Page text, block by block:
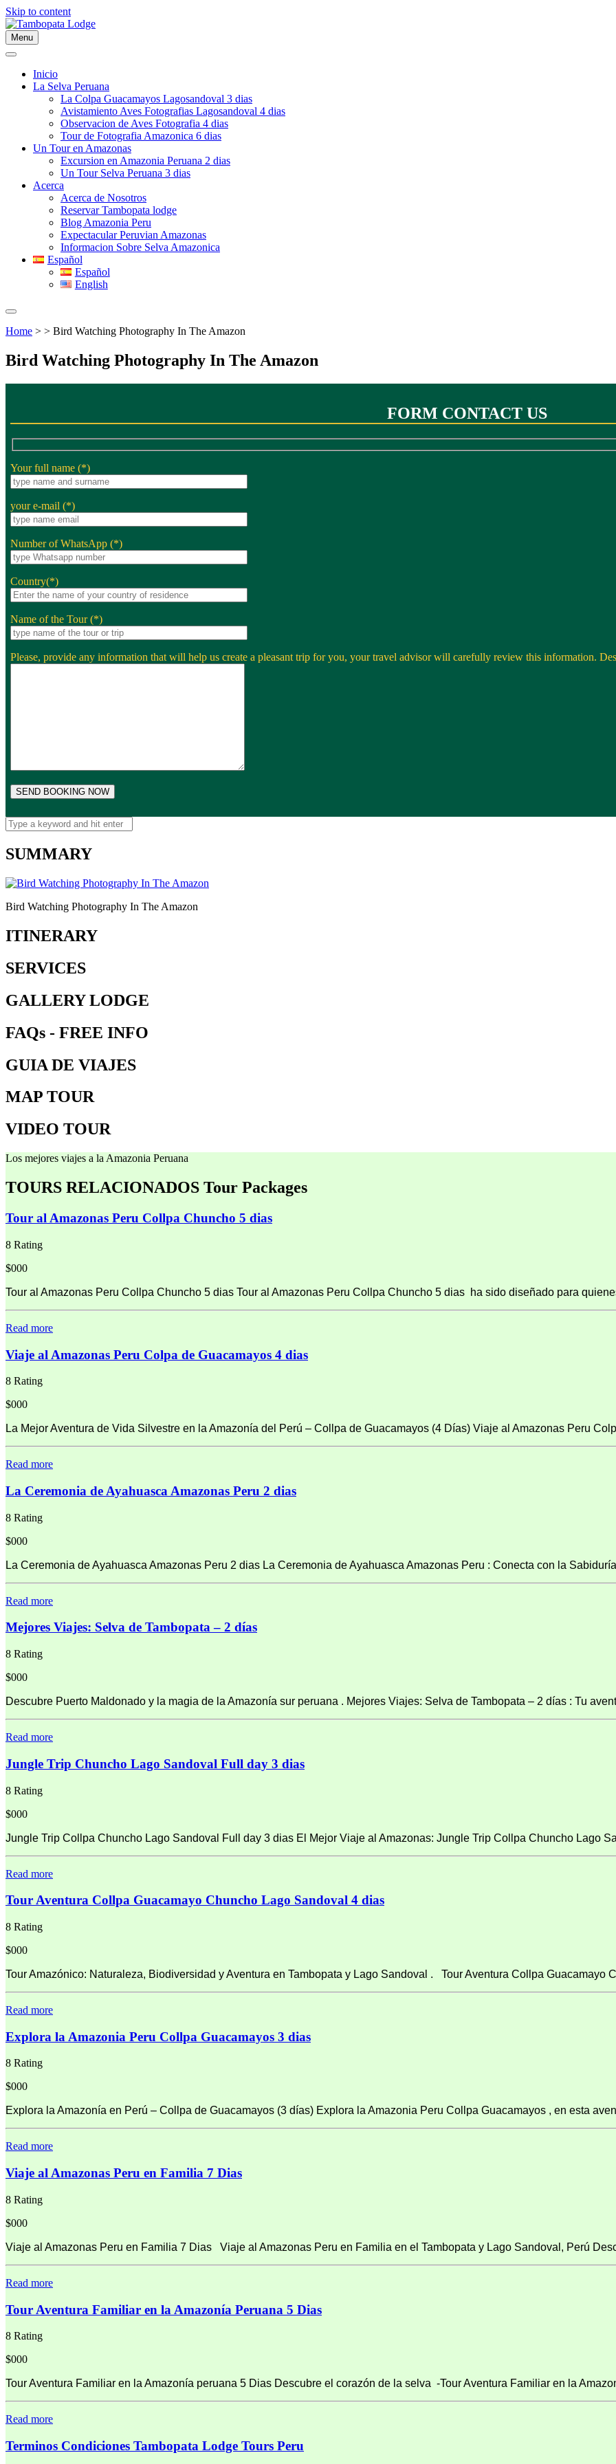
Skip to content
Menu
Inicio
La Selva Peruana
La Colpa Guacamayos Lagosandoval 3 dias
Avistamiento Aves Fotografias Lagosandoval 4 dias
Observacion de Aves Fotografia 4 dias
Tour de Fotografia Amazonica 6 dias
Un Tour en Amazonas
Excursion en Amazonia Peruana 2 dias
Un Tour Selva Peruana 3 dias
Acerca
Acerca de Nosotros
Reservar Tambopata lodge
Blog Amazonia Peru
Expectacular Peruvian Amazonas
Informacion Sobre Selva Amazonica
Español
Español
English
Home > > Bird Watching Photography In The Amazon
Bird Watching Photography In The Amazon
FORM CONTACT US
Your full name (*)
your e-mail (*)
Number of WhatsApp (*)
Country(*)
Name of the Tour (*)
Please, provide any information that will help us create a pleasant trip for you, your travel advisor will carefully review this information.
SUMMARY
Bird Watching Photography In The Amazon
ITINERARY
SERVICES
GALLERY LODGE
FAQs - FREE INFO
GUIA DE VIAJES
MAP TOUR
VIDEO TOUR
Los mejores viajes a la Amazonia Peruana
TOURS RELACIONADOS Tour Packages
Tour al Amazonas Peru Collpa Chuncho 5 dias
8 Rating
$000
Tour al Amazonas Peru Collpa Chuncho 5 dias Tour al Amazonas Peru Collpa Chuncho 5 dias ha sido diseñado para
Read more
Viaje al Amazonas Peru Colpa de Guacamayos 4 dias
8 Rating
$000
La Mejor Aventura de Vida Silvestre en la Amazonía del Perú – Collpa de Guacamayos (4 Días) Viaje al Amazonas Peru
Read more
La Ceremonia de Ayahuasca Amazonas Peru 2 dias
8 Rating
$000
La Ceremonia de Ayahuasca Amazonas Peru 2 dias La Ceremonia de Ayahuasca Amazonas Peru : Conecta con la
Read more
Mejores Viajes: Selva de Tambopata – 2 días
8 Rating
$000
Descubre Puerto Maldonado y la magia de la Amazonía sur peruana . Mejores Viajes: Selva de Tambopata – 2 días : Tu
Read more
Jungle Trip Chuncho Lago Sandoval Full day 3 dias
8 Rating
$000
Jungle Trip Collpa Chuncho Lago Sandoval Full day 3 dias El Mejor Viaje al Amazonas: Jungle Trip Collpa Chuncho Lago
Read more
Tour Aventura Collpa Guacamayo Chuncho Lago Sandoval 4 dias
8 Rating
$000
Tour Amazónico: Naturaleza, Biodiversidad y Aventura en Tambopata y Lago Sandoval . Tour Aventura Collpa Guacamayo
Read more
Explora la Amazonia Peru Collpa Guacamayos 3 dias
8 Rating
$000
Explora la Amazonía en Perú – Collpa de Guacamayos (3 días) Explora la Amazonia Peru Collpa Guacamayos , en esta
Read more
Viaje al Amazonas Peru en Familia 7 Dias
8 Rating
$000
Viaje al Amazonas Peru en Familia 7 Dias Viaje al Amazonas Peru en Familia en el Tambopata y Lago Sandoval, Perú
Read more
Tour Aventura Familiar en la Amazonía Peruana 5 Dias
8 Rating
$000
Tour Aventura Familiar en la Amazonía peruana 5 Dias Descubre el corazón de la selva -Tour Aventura Familiar en la
Read more
Terminos Condiciones Tambopata Lodge Tours Peru